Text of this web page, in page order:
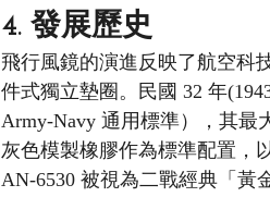
4. 發展歷史
飛行風鏡的演進反映了航空科
件式獨立墊圈。民國 32 年
Army-Navy 通用標準），其最
灰色模製橡膠作為標準配置，
AN-6530 被視為二戰經典「黃